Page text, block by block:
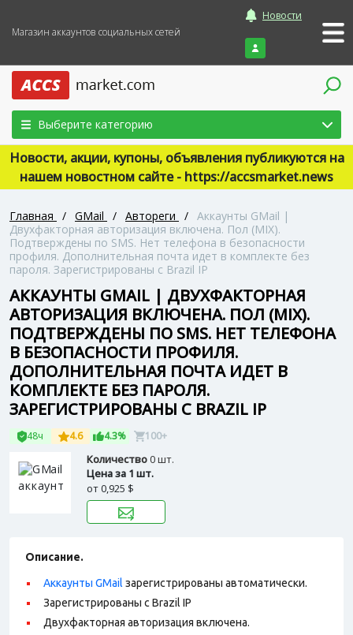
Магазин аккаунтов социальных сетей
Новости
Войти
Выберите категорию
Новости, акции, купоны, объявления публикуются на
нашем новостном сайте - https://accsmarket.news
Главная / GMail / Автореги / Аккаунты GMail |
Двухфакторная авторизация включена. Пол (MIX).
Подтверждены по SMS. Нет телефона в безопасности
профиля. Дополнительная почта идет в комплекте без
пароля. Зарегистрированы с Brazil IP
АККАУНТЫ GMAIL | ДВУХФАКТОРНАЯ
АВТОРИЗАЦИЯ ВКЛЮЧЕНА. ПОЛ (MIX).
ПОДТВЕРЖДЕНЫ ПО SMS. НЕТ ТЕЛЕФОНА
В БЕЗОПАСНОСТИ ПРОФИЛЯ.
ДОПОЛНИТЕЛЬНАЯ ПОЧТА ИДЕТ В
КОМПЛЕКТЕ БЕЗ ПАРОЛЯ.
ЗАРЕГИСТРИРОВАНЫ С BRAZIL IP
48ч 4.6 4.3% 100+
Количество0 шт.
Цена за 1 шт.
от0,925 $
Описание.
Аккаунты GMail зарегистрированы автоматически.
Зарегистрированы с Brazil IP
Двухфакторная авторизация включена.